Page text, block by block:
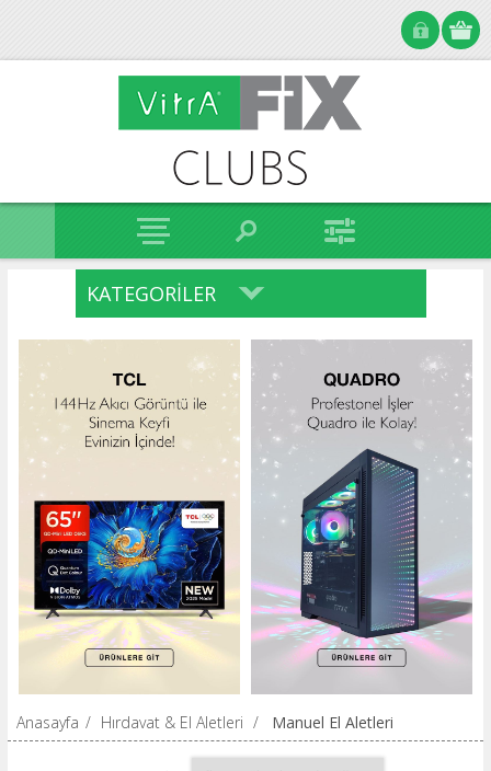
KATEGORILER
Anasayfa / Hırdavat & El Aletleri / Manuel El Aletleri